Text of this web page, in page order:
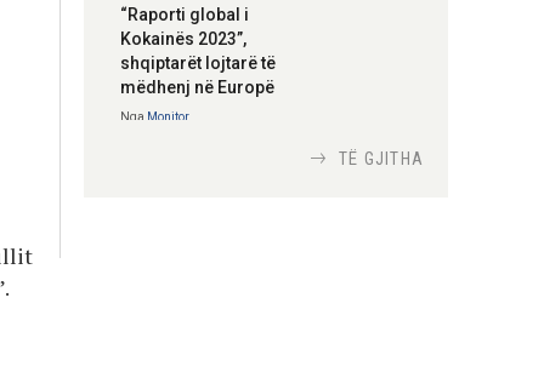
“Raporti global i
Kokainës 2023”,
shqiptarët lojtarë të
mëdhenj në Europë
Nga Monitor
TË GJITHA